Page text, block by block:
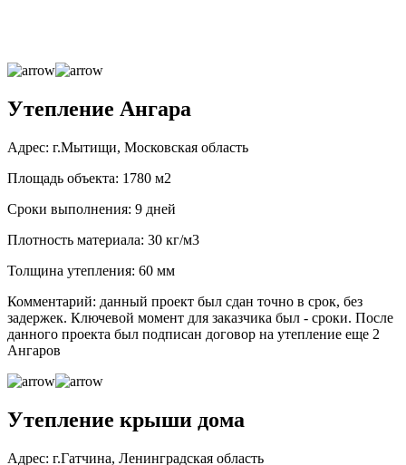
Утепление Ангара
Адрес: г.Мытищи, Московская область
Площадь объекта: 1780 м2
Сроки выполнения: 9 дней
Плотность материала: 30 кг/м3
Толщина утепления: 60 мм
Комментарий: данный проект был сдан точно в срок, без
задержек. Ключевой момент для заказчика был - сроки. После
данного проекта был подписан договор на утепление еще 2
Ангаров
Утепление крыши дома
Адрес: г.Гатчина, Ленинградская область